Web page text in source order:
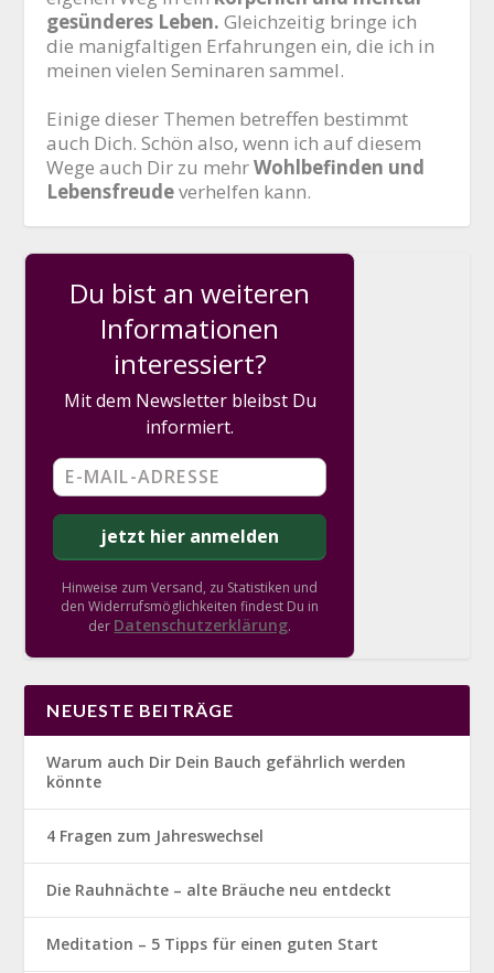
gesünderes Leben. Gleichzeitig bringe ich
die manigfaltigen Erfahrungen ein, die ich in
meinen vielen Seminaren sammel.
Einige dieser Themen betreffen bestimmt
auch Dich. Schön also, wenn ich auf diesem
Wege auch Dir zu mehrWohlbefinden und
Lebensfreudeverhelfen kann.
Du bist an weiteren
Informationen
interessiert?
Mit dem Newsletter bleibst Du
informiert.
Hinweise zum Versand, zu Statistiken und
den Widerrufsmöglichkeiten findest Du in
der Datenschutzerklärung.
NEUESTE BEITRÄGE
Warum auch Dir Dein Bauch gefährlich werden
könnte
4 Fragen zum Jahreswechsel
Die Rauhnächte – alte Bräuche neu entdeckt
Meditation – 5 Tipps für einen guten Start